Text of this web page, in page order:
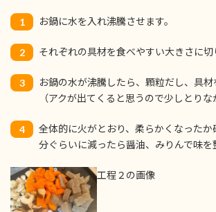
1 お鍋に水を入れ沸騰させます。
2 それぞれの具材を食べやすい大きさに切
3
お鍋の水が沸騰したら、顆粒だし、具材
（アクが出てくると思うので少しとりな
4
全体的に火がとおり、柔らかくなった
分ぐらいに減ったら醤油、みりんで味を
工程２の画像